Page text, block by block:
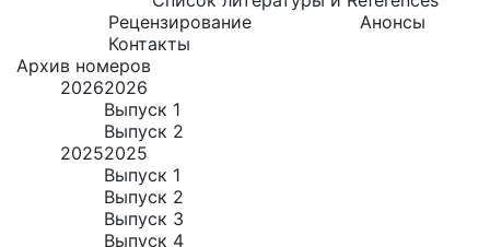
Рецензирование
Анонсы
Контакты
Архив номеров
20262026
Выпуск 1
Выпуск 2
20252025
Выпуск 1
Выпуск 2
Выпуск 3
Выпуск 4